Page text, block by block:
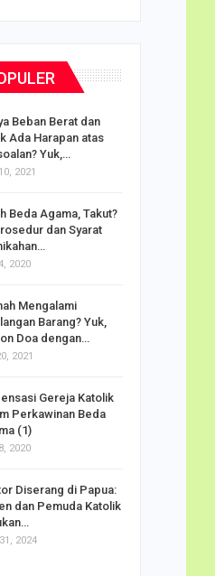
Beban Berat dan
Ada Harapan atas
Yuk,…
2021
Beda Agama, Takut?
dan Syarat
2020
Mengalami
Barang? Yuk,
Doa dengan…
2021
Gereja Katolik
Perkawinan Beda
(1)
2020
Diserang di Papua:
dan Pemuda Katolik
2024